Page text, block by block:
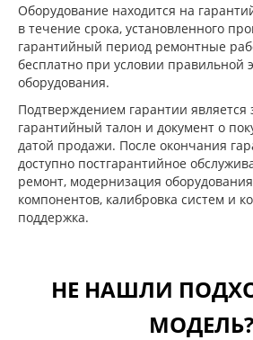
Оборудование находится на
в течение срока, установленного
гарантийный период ремонтные
бесплатно при условии правильной
оборудования.
Подтверждением гарантии
гарантийный талон и документ о
датой продажи. После окончания
доступно постгарантийное
ремонт, модернизация
компонентов, калибровка систем и
поддержка.
НЕ НАШЛИ
МОДЕЛЬ?